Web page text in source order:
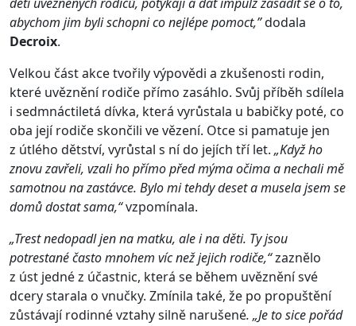
abychom jim byli schopni co nejlépe pomoct,”dodala
Decroix.
Velkou část akce tvořily výpovědi a zkušenosti rodin,
které uvěznění rodiče přímo zasáhlo. Svůj příběh sdílela
i sedmnáctiletá dívka, která vyrůstala u babičky poté, co
oba její rodiče skončili ve vězení. Otce si pamatuje jen
z útlého dětství, vyrůstal s ní do jejích tří let. „Když ho
znovu zavřeli, vzali ho přímo před mýma očima a nechali mě
samotnou na zastávce. Bylo mi tehdy deset a musela jsem se
domů dostat sama,“vzpomínala.
„Trest nedopadl jen na matku, ale i na děti. Ty jsou
potrestané často mnohem víc než jejich rodiče,“zaznělo
z úst jedné z účastnic, která se během uvěznění své
dcery starala o vnučky. Zmínila také, že po propuštění
zůstávají rodinné vztahy silně narušené. „Je to sice pořád